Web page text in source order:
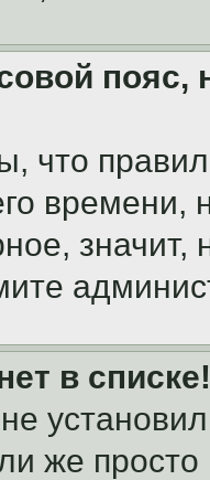
пояс,
что
значит,
в списке!
же